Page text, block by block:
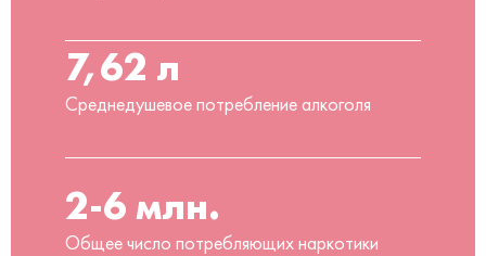
7,62 л
Среднедушевое потребление алкоголя
2-6 млн.
Общее число потребляющих наркотики